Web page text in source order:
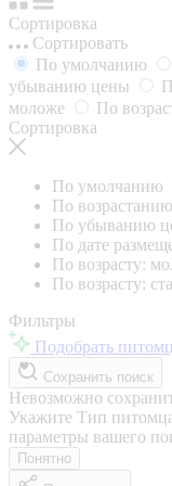
Сортировка
Сортировать
По умолчанию
убыванию цены
моложе
По
Сортировка
По умолчанию
По
По убыванию
По дате
По возрасту:
По возрасту:
Фильтры
Подобрать
Сохранить поиск
Невозможно
Укажите Тип
параметры вашего
Понятно